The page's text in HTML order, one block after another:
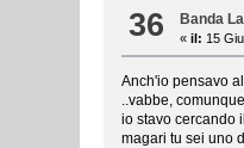
36 Banda
«il: 15
Anch'io pensavo
..vabbe,
io stavo cercando
magari tu sei uno